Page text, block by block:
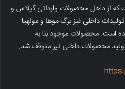
که از داخل محصولات وارداتی گیلاس و
داخلی نیز برگ موها و مولهیا
است. محصولات موجود بنا به
محصولات داخلی نیز متوقف شد.